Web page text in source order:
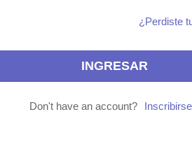
¿Perdiste
Don't have an account? Inscribirse